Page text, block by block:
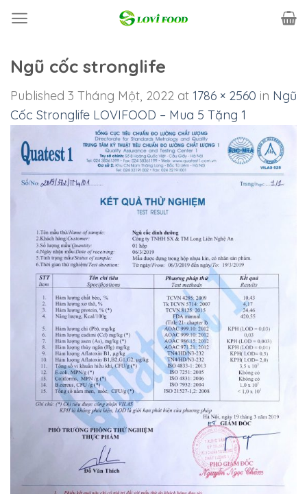
Ngũ cốc stronglife
Published 3 Tháng Một, 2022 at 1786 × 2560 in Ngũ
Cốc Stronglife LOVIFOOD – Mua 5 Tặng 1